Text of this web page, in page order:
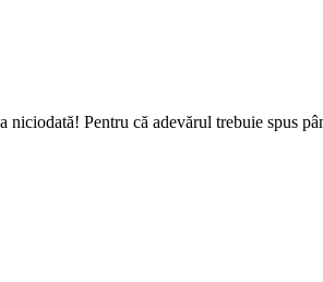
niciodată! Pentru că adevărul trebuie spus